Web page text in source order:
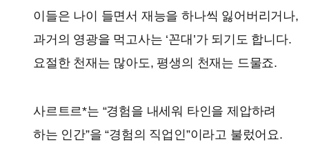
이들은 나이 들면서 재능을 하나씩 잃어버리거나,
과거의 영광을 먹고사는 ‘꼰대’가 되기도 합니다.
요절한 천재는 많아도, 평생의 천재는 드물죠.
사르트르*는 “경험을 내세워 타인을 제압하려
하는 인간”을 “경험의 직업인”이라고 불렀어요.